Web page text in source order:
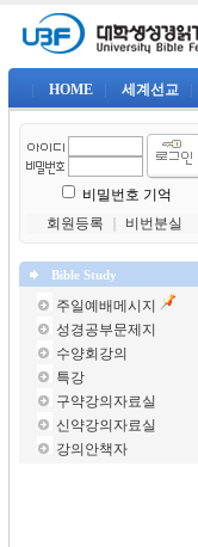
HOME 세계선교
비밀번호 기억
회원등록
비번분실
Bible Study
주일예배메시지
성경공부문제지
수양회강의
특강
구약강의자료실
신약강의자료실
강의안책자